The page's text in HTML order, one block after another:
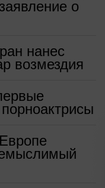
о
нанес
возмездия